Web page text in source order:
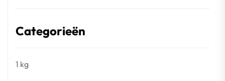
Categorieën
1 kg